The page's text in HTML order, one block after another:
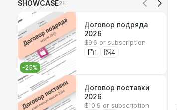
SHOWCASE21
-25%
Договор подряда
2026
$9.6 or subscription
1
4
Договор поставки
2026
$10.9 or subscription